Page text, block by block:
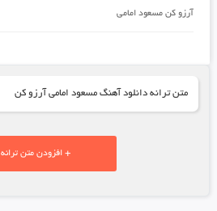
آرزو کن مسعود امامی
متن ترانه دانلود آهنگ مسعود امامی آرزو کن
+ افزودن متن ترانه